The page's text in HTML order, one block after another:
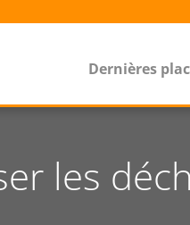
Dernières
les